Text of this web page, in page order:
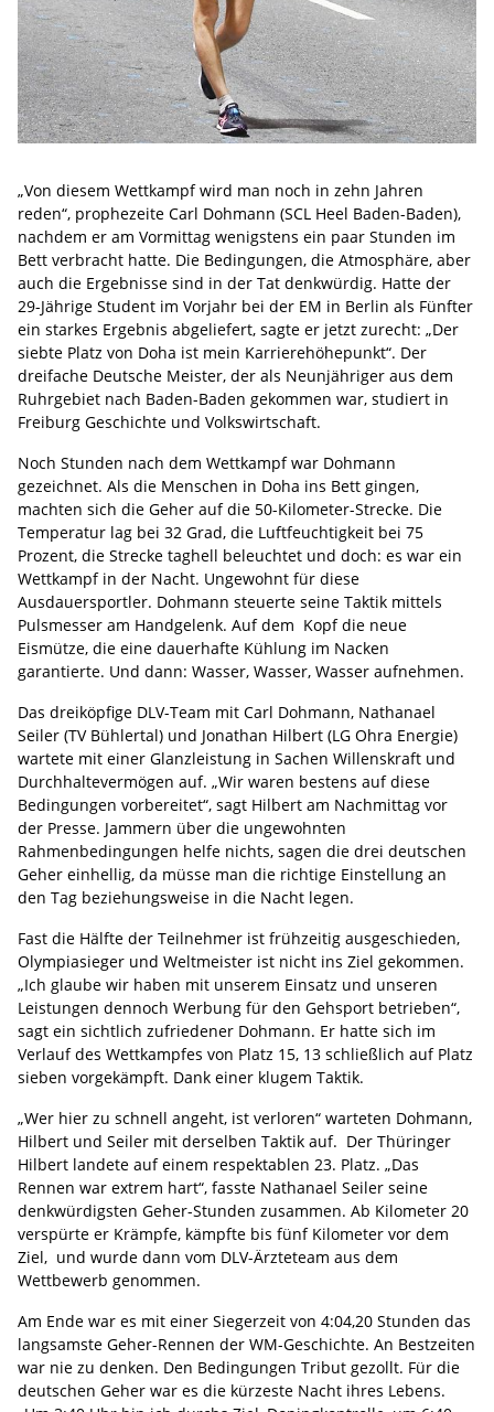
„Von diesem Wettkampf wird man noch in zehn Jahren
reden“, prophezeite Carl Dohmann (SCL Heel Baden-Baden),
nachdem er am Vormittag wenigstens ein paar Stunden im
Bett verbracht hatte. Die Bedingungen, die Atmosphäre, aber
auch die Ergebnisse sind in der Tat denkwürdig. Hatte der
29-Jährige Student im Vorjahr bei der EM in Berlin als Fünfter
ein starkes Ergebnis abgeliefert, sagte er jetzt zurecht: „Der
siebte Platz von Doha ist mein Karrierehöhepunkt“. Der
dreifache Deutsche Meister, der als Neunjähriger aus dem
Ruhrgebiet nach Baden-Baden gekommen war, studiert in
Freiburg Geschichte und Volkswirtschaft.
Noch Stunden nach dem Wettkampf war Dohmann
gezeichnet. Als die Menschen in Doha ins Bett gingen,
machten sich die Geher auf die 50-Kilometer-Strecke. Die
Temperatur lag bei 32 Grad, die Luftfeuchtigkeit bei 75
Prozent, die Strecke taghell beleuchtet und doch: es war ein
Wettkampf in der Nacht. Ungewohnt für diese
Ausdauersportler. Dohmann steuerte seine Taktik mittels
Pulsmesser am Handgelenk. Auf dem Kopf die neue
Eismütze, die eine dauerhafte Kühlung im Nacken
garantierte. Und dann: Wasser, Wasser, Wasser aufnehmen.
Das dreiköpfige DLV-Team mit Carl Dohmann, Nathanael
Seiler (TV Bühlertal) und Jonathan Hilbert (LG Ohra Energie)
wartete mit einer Glanzleistung in Sachen Willenskraft und
Durchhaltevermögen auf. „Wir waren bestens auf diese
Bedingungen vorbereitet“, sagt Hilbert am Nachmittag vor
der Presse. Jammern über die ungewohnten
Rahmenbedingungen helfe nichts, sagen die drei deutschen
Geher einhellig, da müsse man die richtige Einstellung an
den Tag beziehungsweise in die Nacht legen.
Fast die Hälfte der Teilnehmer ist frühzeitig ausgeschieden,
Olympiasieger und Weltmeister ist nicht ins Ziel gekommen.
„Ich glaube wir haben mit unserem Einsatz und unseren
Leistungen dennoch Werbung für den Gehsport betrieben“,
sagt ein sichtlich zufriedener Dohmann. Er hatte sich im
Verlauf des Wettkampfes von Platz 15, 13 schließlich auf Platz
sieben vorgekämpft. Dank einer klugem Taktik.
„Wer hier zu schnell angeht, ist verloren“ warteten Dohmann,
Hilbert und Seiler mit derselben Taktik auf. Der Thüringer
Hilbert landete auf einem respektablen 23. Platz. „Das
Rennen war extrem hart“, fasste Nathanael Seiler seine
denkwürdigsten Geher-Stunden zusammen. Ab Kilometer 20
verspürte er Krämpfe, kämpfte bis fünf Kilometer vor dem
Ziel, und wurde dann vom DLV-Ärzteteam aus dem
Wettbewerb genommen.
Am Ende war es mit einer Siegerzeit von 4:04,20 Stunden das
langsamste Geher-Rennen der WM-Geschichte. An Bestzeiten
war nie zu denken. Den Bedingungen Tribut gezollt. Für die
deutschen Geher war es die kürzeste Nacht ihres Lebens.